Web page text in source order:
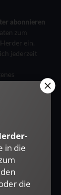
abonnieren
zum
ein.
jederzeit
erfasst
oder E-
in die
die